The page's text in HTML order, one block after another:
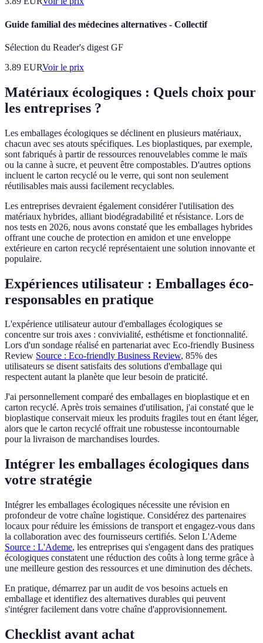
Guide familial des médecines alternatives - Collectif
Sélection du Reader's digest GF
3.89 EURVoir le prix
Matériaux écologiques : Quels choix pour
les entreprises ?
Les emballages écologiques se déclinent en plusieurs matériaux,
chacun avec ses atouts spécifiques. Les bioplastiques, par exemple,
sont fabriqués à partir de ressources renouvelables comme le maïs
ou la canne à sucre, et peuvent être compostables. D'autres options
incluent le carton recyclé ou le verre, qui sont non seulement
réutilisables mais aussi facilement recyclables.
Les entreprises devraient également considérer l'utilisation des
matériaux hybrides, alliant biodégradabilité et résistance. Lors de
nos tests en 2026, nous avons constaté que les emballages hybrides
offrant une couche de protection en amidon et une enveloppe
extérieure en carton recyclé représentaient une solution innovante et
populaire.
Expériences utilisateur : Emballages éco-
responsables en pratique
L'expérience utilisateur autour d'emballages écologiques se
concentre sur trois axes : convivialité, esthétisme et fonctionnalité.
Lors d'un sondage réalisé en partenariat avec Eco-friendly Business
Review Source : Eco-friendly Business Review, 85% des
utilisateurs se disent satisfaits des solutions d'emballage qui
respectent autant la planète que leur besoin de praticité.
J'ai personnellement comparé des emballages en bioplastique et en
carton recyclé. Après trois semaines d'utilisation, j'ai constaté que le
bioplastique conservait mieux les produits fragiles tout en étant léger,
alors que le carton recyclé offrait une robustesse incontournable
pour la livraison de marchandises lourdes.
Intégrer les emballages écologiques dans
votre stratégie
Intégrer les emballages écologiques nécessite une révision en
profondeur de votre chaîne logistique. Considérez des partenaires
locaux pour réduire les émissions de transport et engagez-vous dans
la collaboration avec des fournisseurs certifiés. Selon L'Ademe
Source : L'Ademe, les entreprises qui s'engagent dans des pratiques
écologiques constatent une réduction des coûts à long terme grâce à
une meilleure gestion des ressources et une diminution des déchets.
En pratique, démarrez par un audit de vos besoins actuels en
emballage et identifiez des alternatives durables qui peuvent
s'intégrer facilement dans votre chaîne d'approvisionnement.
Checklist avant achat